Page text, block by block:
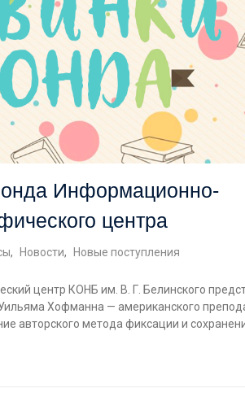
Информационно-
центра
, Новости, Новые поступления
центр КОНБ им. В. Г. Белинского
Хофманна — американского
авторского метода фиксации и